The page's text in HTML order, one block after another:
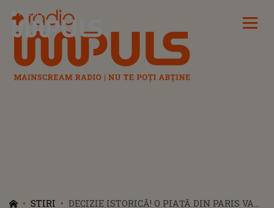
Radio Impuls
STIRI
DECIZIE ISTORICĂ! O PIAȚĂ DIN PARIS VA